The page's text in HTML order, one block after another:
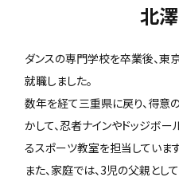
北
ダンスの専門学校を卒業後、東
就職しました。
数年を経て三重県に戻り、得意
かして、忍者ナインやドッジボ
るスポーツ教室を担当しています
また、家庭では、3児の父親とし